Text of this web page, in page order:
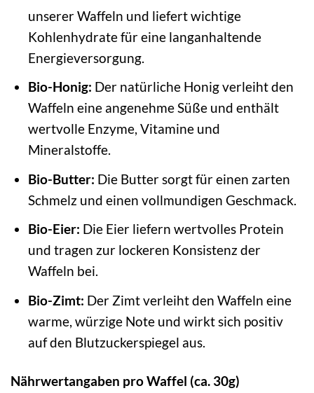
unserer Waffeln und liefert wichtige
Kohlenhydrate für eine langanhaltende
Energieversorgung.
Bio-Honig: Der natürliche Honig verleiht den
Waffeln eine angenehme Süße und enthält
wertvolle Enzyme, Vitamine und
Mineralstoffe.
Bio-Butter: Die Butter sorgt für einen zarten
Schmelz und einen vollmundigen Geschmack.
Bio-Eier: Die Eier liefern wertvolles Protein
und tragen zur lockeren Konsistenz der
Waffeln bei.
Bio-Zimt: Der Zimt verleiht den Waffeln eine
warme, würzige Note und wirkt sich positiv
auf den Blutzuckerspiegel aus.
Nährwertangaben pro Waffel (ca. 30g)